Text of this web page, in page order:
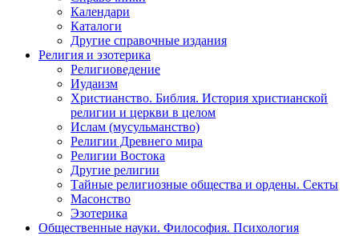
Календари
Каталоги
Другие справочные издания
Религия и эзотерика
Религиоведение
Иудаизм
Христианство. Библия. История христианской
религии и церкви в целом
Ислам (мусульманство)
Религии Древнего мира
Религии Востока
Другие религии
Тайные религиозные общества и ордены. Секты
Масонство
Эзотерика
Общественные науки. Философия. Психология